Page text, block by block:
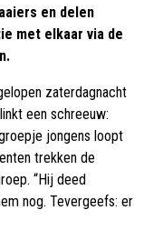
en delen
met elkaar via de
zaterdagnacht
een schreeuw:
jongens loopt
trekken de
“Hij deed
nog. Tevergeefs: er